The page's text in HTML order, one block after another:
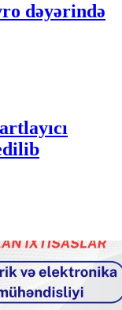
dəyərində